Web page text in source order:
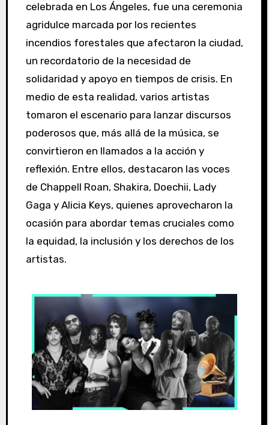
celebrada en Los Ángeles, fue una ceremonia
agridulce marcada por los recientes
incendios forestales que afectaron la ciudad,
un recordatorio de la necesidad de
solidaridad y apoyo en tiempos de crisis. En
medio de esta realidad, varios artistas
tomaron el escenario para lanzar discursos
poderosos que, más allá de la música, se
convirtieron en llamados a la acción y
reflexión. Entre ellos, destacaron las voces
de Chappell Roan, Shakira, Doechii, Lady
Gaga y Alicia Keys, quienes aprovecharon la
ocasión para abordar temas cruciales como
la equidad, la inclusión y los derechos de los
artistas.